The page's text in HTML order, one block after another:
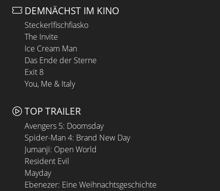
DEMNÄCHST IM KINO
Steckerlfischfiasko
The Invite
Ice Cream Man
Das Ende der Sterne
Exit 8
You, Me & Italy
TOP TRAILER
Avengers 5: Doomsday
Spider-Man 4: Brand New Day
Jumanji: Open World
Resident Evil
Mayday
Ebenezer: Eine Weihnachtsgeschichte